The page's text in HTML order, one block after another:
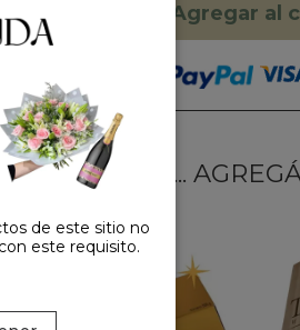
Agregar al
ESPECIAL...
de este sitio no
este requisito.